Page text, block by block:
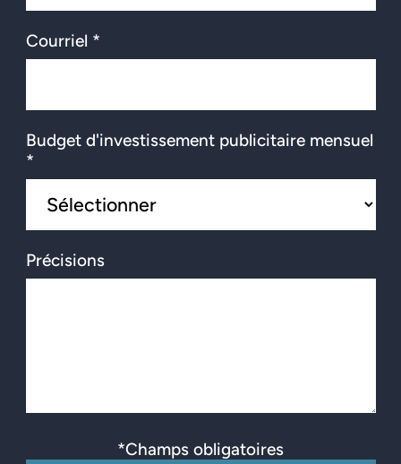
Courriel *
Budget d'investissement publicitaire mensuel
*
Précisions
*Champs obligatoires